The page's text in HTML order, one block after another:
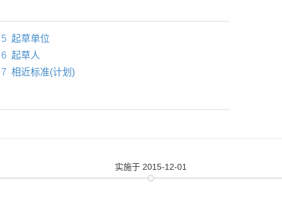
5 起草单位
6 起草人
7 相近标准(计划)
实施于 2015-12-01